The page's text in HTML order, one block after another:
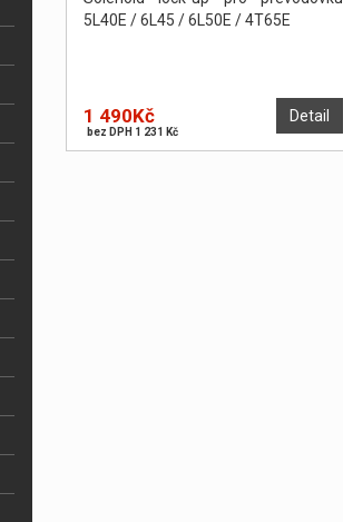
5L40E / 6L45 / 6L50E / 4T65E
Detail
1 490Kč
bez DPH 1 231 Kč